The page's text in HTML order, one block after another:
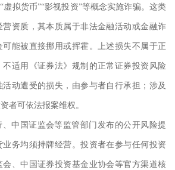
虚拟货币”“影视投资”等概念实施诈骗。这类
资质，其本质属于非法金融活动或金融诈
能被直接挪用或挥霍。上述损失不属于正
适用《证券法》规制的正常证券投资风险
动遭受的损失，由参与者自行承担；涉及
者可依法报案维权。
中国证监会等监管部门发布的公开风险提
务均须持牌经营。投资者在参与任何投资
、中国证券投资基金业协会等官方渠道核